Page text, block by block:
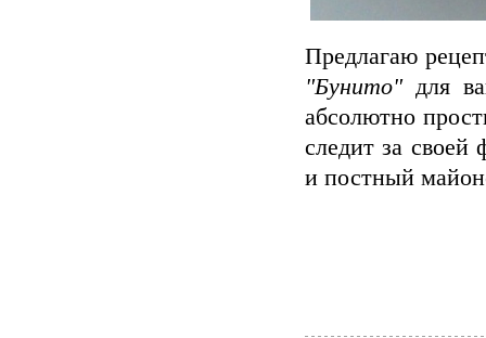
Предлагаю
"Бунито" для
абсолютно
следит за
и постный